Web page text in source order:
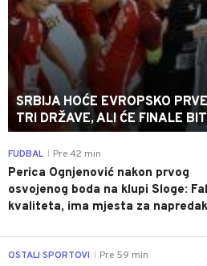
SRBIJA HOĆE EVROPSKO
TRI DRŽAVE, ALI ĆE FINALE
FUDBAL Pre 42 min
Perica Ognjenović nakon prvog
osvojenog boda na klupi Sloge:
kvaliteta, ima mjesta za napredak
OSTALI SPORTOVI Pre 59 min